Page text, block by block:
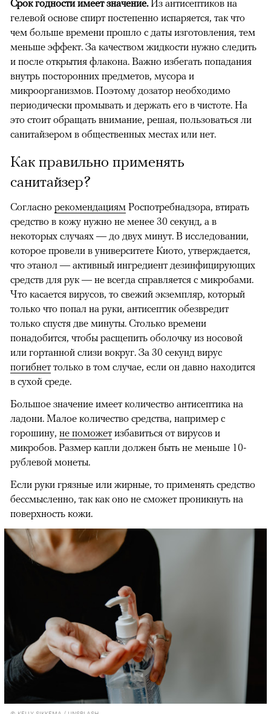
Срок годности имеет значение.Из антисептиков на
гелевой основе спирт постепенно испаряется, так что
чем больше времени прошло с даты изготовления, тем
меньше эффект. За качеством жидкости нужно следить
и после открытия флакона. Важно избегать попадания
внутрь посторонних предметов, мусора и
микроорганизмов. Поэтому дозатор необходимо
периодически промывать и держать его в чистоте. На
это стоит обращать внимание, решая, пользоваться ли
санитайзером в общественных местах или нет.
Как правильно применять
санитайзер?
Согласно рекомендациям Роспотребнадзора, втирать
средство в кожу нужно не менее 30 секунд, а в
некоторых случаях — до двух минут. В исследовании,
которое провели в университете Киото, утверждается,
что этанол — активный ингредиент дезинфицирующих
средств для рук — не всегда справляется с микробами.
Что касается вирусов, то свежий экземпляр, который
только что попал на руки, антисептик обезвредит
только спустя две минуты. Столько времени
понадобится, чтобы расщепить оболочку из носовой
или гортанной слизи вокруг. За 30 секунд вирус
погибнет только в том случае, если он давно находится
в сухой среде.
Большое значение имеет количество антисептика на
ладони. Малое количество средства, например с
горошину, не поможет избавиться от вирусов и
микробов. Размер капли должен быть не меньше 10-
рублевой монеты.
Если руки грязные или жирные, то применять средство
бессмысленно, так как оно не сможет проникнуть на
поверхность кожи.